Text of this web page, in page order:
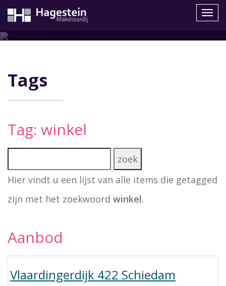
Tags
Tag: winkel
Hier vindt u een lijst van alle items die getagged
zijn met het zoekwoord winkel.
Aanbod
Vlaardingerdijk 422 Schiedam